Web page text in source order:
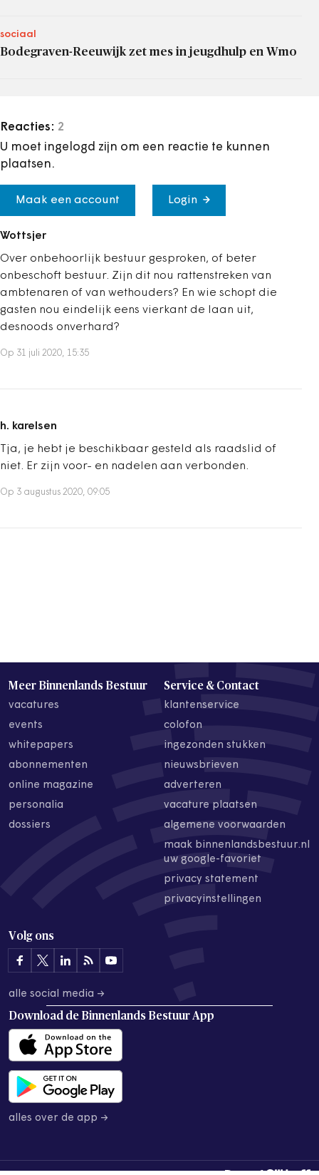
sociaal
Bodegraven-Reeuwijk zet mes in jeugdhulp en Wmo
Reacties: 2
U moet ingelogd zijn om een reactie te kunnen
plaatsen.
Maak een account Login
Wottsjer
Over onbehoorlijk bestuur gesproken, of beter
onbeschoft bestuur. Zijn dit nou rattenstreken van
ambtenaren of van wethouders? En wie schopt die
gasten nou eindelijk eens vierkant de laan uit,
desnoods onverhard?
Op 31 juli 2020, 15:35
h. karelsen
Tja, je hebt je beschikbaar gesteld als raadslid of
niet. Er zijn voor- en nadelen aan verbonden.
Op 3 augustus 2020, 09:05
Meer Binnenlands Bestuur
vacatures
events
whitepapers
abonnementen
online magazine
personalia
dossiers
Service & Contact
klantenservice
colofon
ingezonden stukken
nieuwsbrieven
adverteren
vacature plaatsen
algemene voorwaarden
maak binnenlandsbestuur.nl
uw google-favoriet
privacy statement
privacyinstellingen
Volg ons
alle social media →
Download de Binnenlands Bestuur App
alles over de app →